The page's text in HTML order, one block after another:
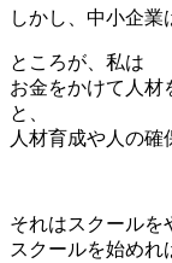
しかし、中小企業
ところが、私は
お金をかけて人材
と、
人材育成や人の確
それはスクールを
スクールを始めれ